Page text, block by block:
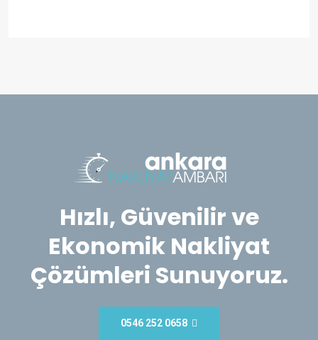
Hızlı, Güvenilir ve
Ekonomik Nakliyat
Çözümleri Sunuyoruz.
0546 252 0658